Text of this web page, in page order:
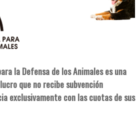
la Defensa de los Animales es una
que no recibe subvención
exclusivamente con las cuotas de sus